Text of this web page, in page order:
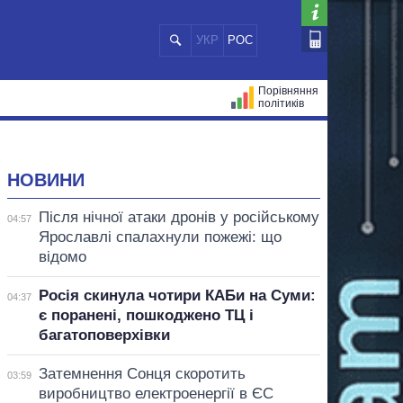
УКР РОС
Порівняння
політиків
НОВИНИ
04:57
Після нічної атаки дронів у російському
Ярославлі спалахнули пожежі: що
відомо
04:37
Росія скинула чотири КАБи на Суми:
є поранені, пошкоджено ТЦ і
багатоповерхівки
03:59
Затемнення Сонця скоротить
виробництво електроенергії в ЄС